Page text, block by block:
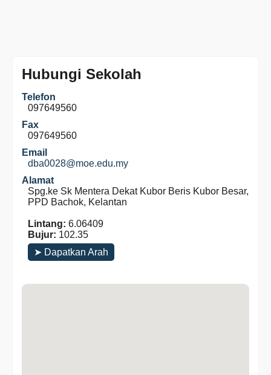
Hubungi Sekolah
Telefon
097649560
Fax
097649560
Email
dba0028@moe.edu.my
Alamat
Spg.ke Sk Mentera Dekat Kubor Beris Kubor Besar,
PPD Bachok, Kelantan
Lintang: 6.06409
Bujur: 102.35
➤ Dapatkan Arah